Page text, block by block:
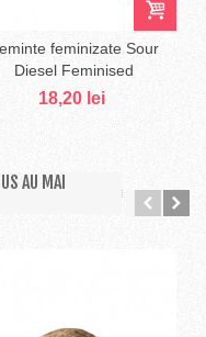
feminizate Sour
Diesel Feminised
18,20 lei
AU MAI